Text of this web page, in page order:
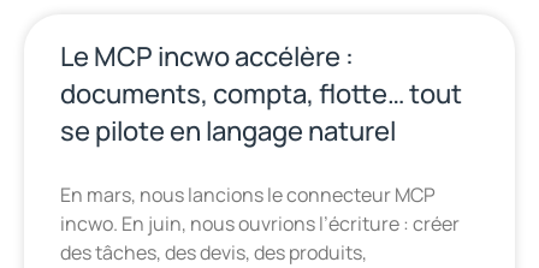
Le MCP incwo accélère :
documents, compta, flotte… tout
se pilote en langage naturel
En mars, nous lancions le connecteur MCP
incwo. En juin, nous ouvrions l’écriture : créer
des tâches, des devis, des produits,